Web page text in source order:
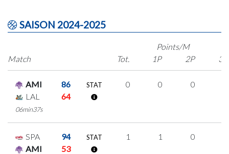
SAISON 2024-2025
Match
Points/M
Tot.
1P 2P 3P
AMI
86
LAL
64
06min37s
STAT 0 0 0
SPA
94
AMI
53
STAT 1 1 0